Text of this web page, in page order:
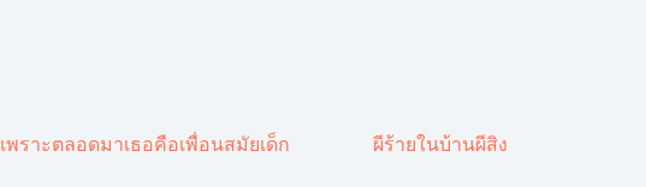
เพราะตลอดมาเธอคือเพื่อนสมัยเด็ก ผีร้ายในบ้านผีสิง